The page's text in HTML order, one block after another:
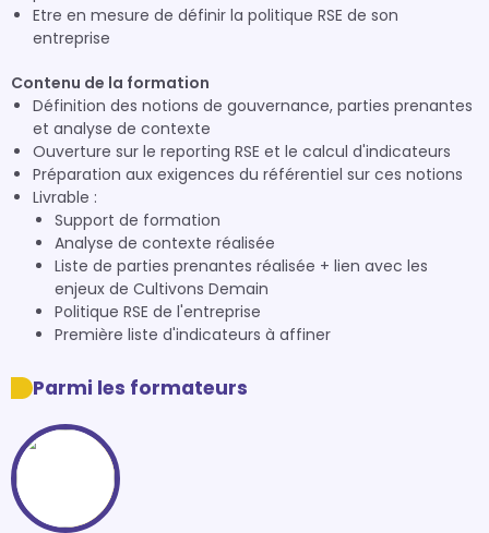
Etre en mesure de définir la politique RSE de son
entreprise
Contenu de la formation
Définition des notions de gouvernance, parties prenantes
et analyse de contexte
Ouverture sur le reporting RSE et le calcul d'indicateurs
Préparation aux exigences du référentiel sur ces notions
Livrable :
Support de formation
Analyse de contexte réalisée
Liste de parties prenantes réalisée + lien avec les
enjeux de Cultivons Demain
Politique RSE de l'entreprise
Première liste d'indicateurs à affiner
Parmi les formateurs